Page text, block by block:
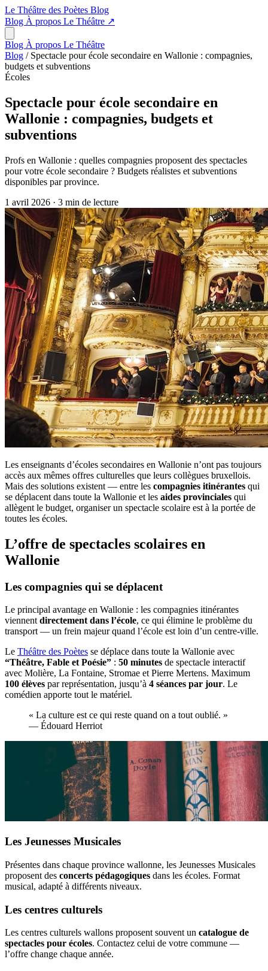
Le Théâtre des Poètes Blog
Blog À propos Le Théâtre ↗
Blog À propos Le Théâtre
Blog / Spectacle pour école secondaire en Wallonie : compagnies,
budgets et subventions
Écoles
Spectacle pour école secondaire en
Wallonie : compagnies, budgets et
subventions
Profs en Wallonie : quelles compagnies proposent des spectacles
pour votre école secondaire ? Budgets réalistes et subventions
disponibles par province.
1 avril 2026 · 3 min de lecture
Les enseignants d’écoles secondaires en Wallonie n’ont pas toujours
accès aux mêmes offres culturelles que leurs collègues bruxellois.
Mais des solutions existent — entre les compagnies itinérantes qui
se déplacent dans toute la Wallonie et les aides provinciales qui
allègent le budget, organiser un spectacle scolaire est à la portée de
toutes les écoles.
L’offre de spectacles scolaires en
Wallonie
Les compagnies qui se déplacent
Le principal avantage en Wallonie : les compagnies itinérantes
viennent directement dans l’école, ce qui élimine le problème du
transport — un frein majeur quand l’école est loin d’un centre-ville.
Le Théâtre des Poètes se déplace dans toute la Wallonie avec
“Théâtre, Fable et Poésie” : 50 minutes de spectacle interactif
avec Molière, La Fontaine, Stromae et Pierre Mertens. Maximum
100 élèves par représentation, jusqu’à 4 séances par jour. Le
comédien apporte tout le matériel.
« La culture est ce qui reste quand on a tout oublié. »
— Édouard Herriot
Les Jeunesses Musicales
Présentes dans chaque province wallonne, les Jeunesses Musicales
proposent des concerts pédagogiques dans les écoles. Format
musical, adapté à différents niveaux.
Les centres culturels
Les centres culturels wallons proposent souvent un catalogue de
spectacles pour écoles. Contactez celui de votre commune —
l’offre change chaque année.